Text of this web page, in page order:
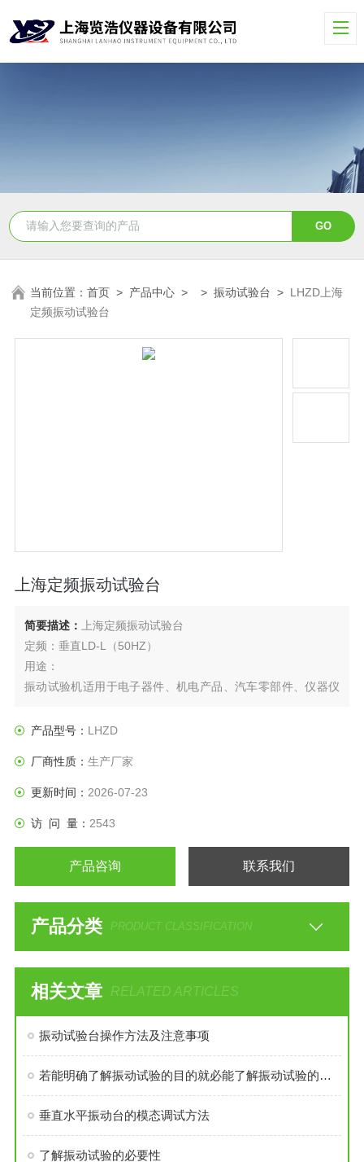
当前位置：首页 > 产品中心 > >振动试验台 > LHZD上海
定频振动试验台
上海定频振动试验台
简要描述：
上海定频振动试验台
定频：垂直LD-L（50HZ）
用途：
振动试验机适用于电子器件、机电产品、汽车零部件、仪器仪
使用中产生的碰撞及振动，提早知道产品或产品部件的耐振动
产品型号： LHZD
厂商性质： 生产厂家
更新时间： 2026-07-23
访 问 量： 2543
产品咨询 联系我们
产品分类 PRODUCT CLASSIFICATION
相关文章 RELATED ARTICLES
振动试验台操作方法及注意事项
若能明确了解振动试验的目的就必能了解振动试验的必要性
垂直水平振动台的模态调试方法
了解振动试验的必要性